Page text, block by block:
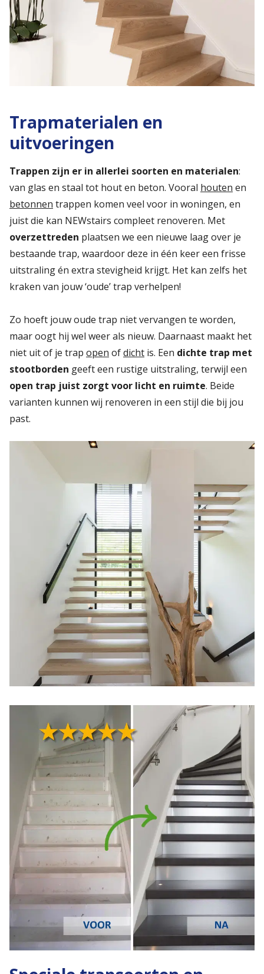
Trapmaterialen en
uitvoeringen
Trappen zijn er in allerlei soorten en materialen:
van glas en staal tot hout en beton. Vooral houten en
betonnen trappen komen veel voor in woningen, en
juist die kan NEWstairs compleet renoveren. Met
overzettreden plaatsen we een nieuwe laag over je
bestaande trap, waardoor deze in één keer een frisse
uitstraling én extra stevigheid krijgt. Het kan zelfs het
kraken van jouw ‘oude’ trap verhelpen!
Zo hoeft jouw oude trap niet vervangen te worden,
maar oogt hij wel weer als nieuw. Daarnaast maakt het
niet uit of je trap open ofdicht is. Een dichte trap met
stootborden geeft een rustige uitstraling, terwijl een
open trap juist zorgt voor licht en ruimte. Beide
varianten kunnen wij renoveren in een stijl die bij jou
past.